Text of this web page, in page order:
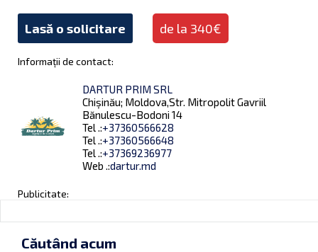
Lasă o solicitare de la 340€
Informații de contact:
DARTUR PRIM SRL
Chișinău; Moldova,Str. Mitropolit Gavriil
Bănulescu-Bodoni 14
Tel .:+37360566628
Tel .:+37360566648
Tel .:+37369236977
Web .:dartur.md
Publicitate:
Căutând acum